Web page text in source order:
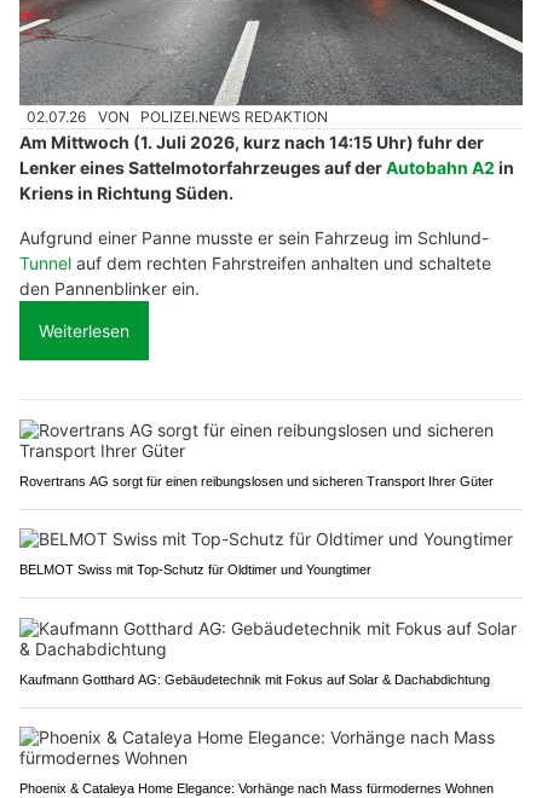
02.07.26 VON POLIZEI.NEWS REDAKTION
Am Mittwoch (1. Juli 2026, kurz nach 14:15 Uhr) fuhr der
Lenker eines Sattelmotorfahrzeuges auf derAutobahn A2 in
Kriens in Richtung Süden.
Aufgrund einer Panne musste er sein Fahrzeug im Schlund-
Tunnel auf dem rechten Fahrstreifen anhalten und schaltete
den Pannenblinker ein.
Weiterlesen
Rovertrans AG sorgt für einen reibungslosen und sicheren Transport Ihrer Güter
BELMOT Swiss mit Top-Schutz für Oldtimer und Youngtimer
Kaufmann Gotthard AG: Gebäudetechnik mit Fokus auf Solar & Dachabdichtung
Phoenix & Cataleya Home Elegance: Vorhänge nach Mass fürmodernes Wohnen